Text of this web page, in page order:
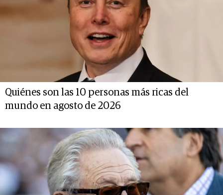
Quiénes son las 10 personas más ricas del
mundo en agosto de 2026